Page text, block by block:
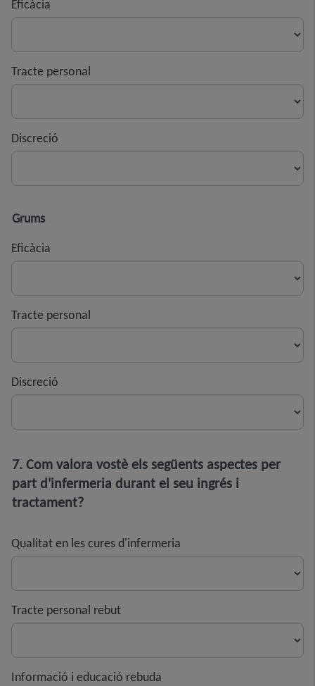
Eficàcia
Tracte personal
Discreció
Grums
Eficàcia
Tracte personal
Discreció
7. Com valora vostè els següents aspectes per
part d'infermeria durant el seu ingrés i
tractament?
Qualitat en les cures d'infermeria
Tracte personal rebut
Informació i educació rebuda